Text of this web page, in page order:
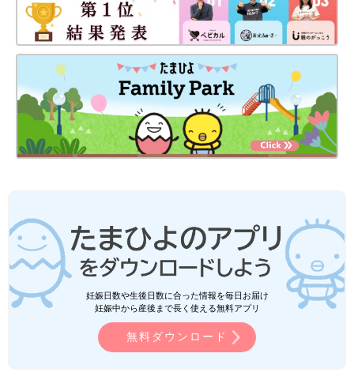
妊娠日数や生後日数に合った情報を毎日お届け
妊娠中から産後まで長く使える無料アプリ
無料ダウンロード